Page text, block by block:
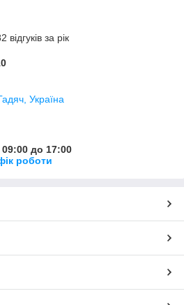
за рік
Україна
до 17:00
роботи